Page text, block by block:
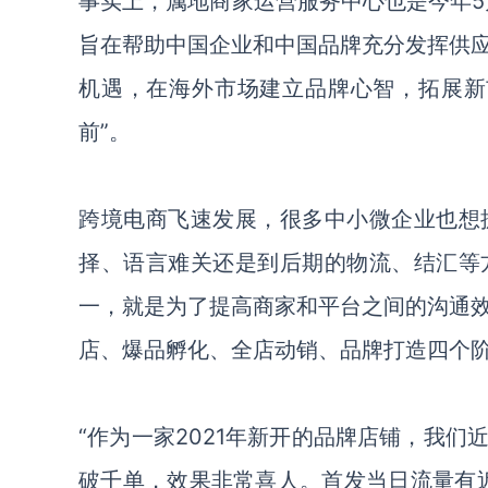
旨在帮助中国企业和中国品牌充分发挥供
机遇，在海外市场建立品牌心智，拓展
前”。
跨境电商飞速发展，很多中小微企业也
择、语言难关还是到后期的物流、结汇
一，就是为了提高商家和平台之间的沟通
店、爆品孵化、全店动销、品牌打造四个
“作为一家2021年新开的品牌店铺，我们
破千单，效果非常喜人 。首发当日流量有